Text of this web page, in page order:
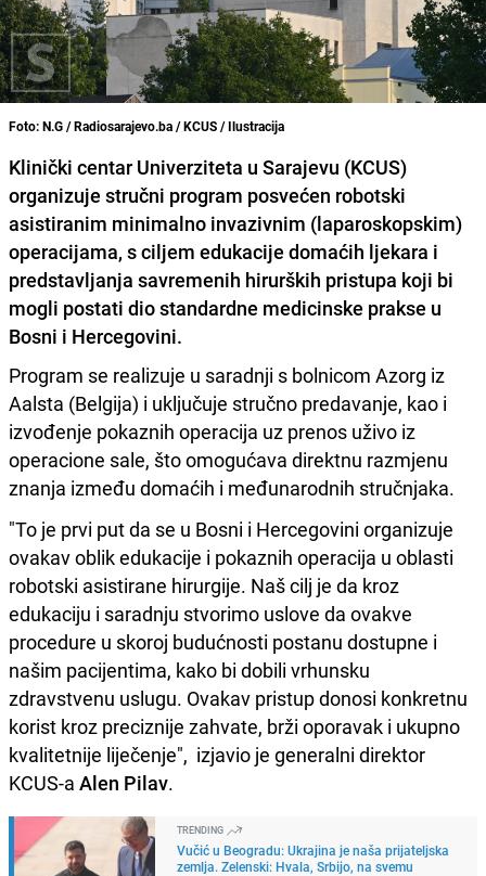
Foto: N.G / Radiosarajevo.ba / KCUS / Ilustracija
Klinički centar Univerziteta u Sarajevu (KCUS)
organizuje stručni program posvećen robotski
asistiranim minimalno invazivnim (laparoskopskim)
operacijama, s ciljem edukacije domaćih ljekara i
predstavljanja savremenih hirurških pristupa koji bi
mogli postati dio standardne medicinske prakse u
Bosni i Hercegovini.
Program se realizuje u saradnji s bolnicom Azorg iz
Aalsta (Belgija) i uključuje stručno predavanje, kao i
izvođenje pokaznih operacija uz prenos uživo iz
operacione sale, što omogućava direktnu razmjenu
znanja između domaćih i međunarodnih stručnjaka.
"To je prvi put da se u Bosni i Hercegovini organizuje
ovakav oblik edukacije i pokaznih operacija u oblasti
robotski asistirane hirurgije. Naš cilj je da kroz
edukaciju i saradnju stvorimo uslove da ovakve
procedure u skoroj budućnosti postanu dostupne i
našim pacijentima, kako bi dobili vrhunsku
zdravstvenu uslugu. Ovakav pristup donosi konkretnu
korist kroz preciznije zahvate, brži oporavak i ukupno
kvalitetnije liječenje", izjavio je generalni direktor
KCUS-a Alen Pilav.
TRENDING
Vučić u Beogradu: Ukrajina je naša prijateljska
zemlja. Zelenski: Hvala, Srbijo, na svemu